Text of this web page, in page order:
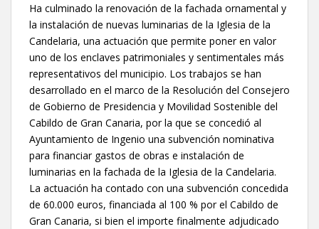
Ha culminado la renovación de la fachada ornamental y
la instalación de nuevas luminarias de la Iglesia de la
Candelaria, una actuación que permite poner en valor
uno de los enclaves patrimoniales y sentimentales más
representativos del municipio. Los trabajos se han
desarrollado en el marco de la Resolución del Consejero
de Gobierno de Presidencia y Movilidad Sostenible del
Cabildo de Gran Canaria, por la que se concedió al
Ayuntamiento de Ingenio una subvención nominativa
para financiar gastos de obras e instalación de
luminarias en la fachada de la Iglesia de la Candelaria.
La actuación ha contado con una subvención concedida
de 60.000 euros, financiada al 100 % por el Cabildo de
Gran Canaria, si bien el importe finalmente adjudicado